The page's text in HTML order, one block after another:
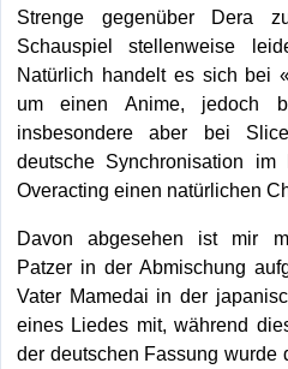
Strenge gegenüber Dera
Schauspiel stellenweise
Natürlich handelt es sich bei
um einen Anime, jedoch
insbesondere aber bei
deutsche Synchronisation im
Overacting einen natürlichen
Davon abgesehen ist mir
Patzer in der Abmischung
Vater Mamedai in der
eines Liedes mit, während
der deutschen Fassung wurde